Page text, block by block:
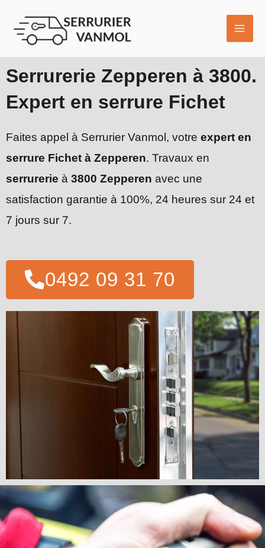
contenu
Serrurerie Zepperen à 3800.
Expert en serrure Fichet
Faites appel à Serrurier Vanmol, votre expert en
serrure Fichet à Zepperen. Travaux en
serrurerie à 3800 Zepperen avec une
satisfaction garantie à 100%, 24 heures sur 24 et
7 jours sur 7.
0492 09 31 70